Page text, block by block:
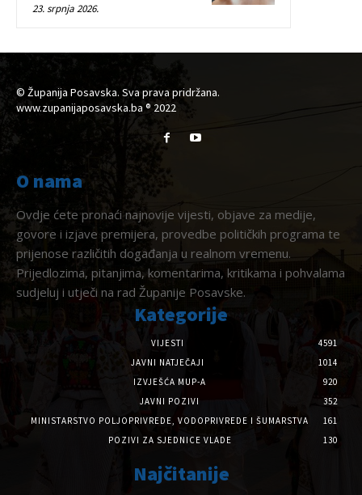
23. srpnja 2026.
© Županija Posavska. Sva prava pridržana.
www.zupanijaposavska.ba ® 2022
O nama
Ovdje ćete pronaći najnovije vijesti, objave za medije,
govore i izjave premijera, provedbe političkih programa te
prijenose različitih događanja u realnom vremenu.
Prijedlozima, pitanjima, komentarima, kritikama i pohvalama
sudjeluj i utječi na rad Županije Posavske.
Kategorije
VIJESTI
4591
JAVNI NATJEČAJI
1014
IZVJEŠĆA MUP-A
920
JAVNI POZIVI
352
MINISTARSTVO POLJOPRIVREDE, VODOPRIVREDE I ŠUMARSTVA
161
POZIVI ZA SJEDNICE VLADE
130
Najčitanije